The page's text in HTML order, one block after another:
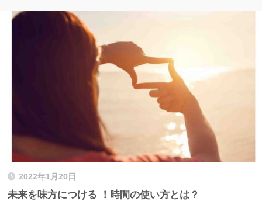
2022年1月20日
未来を味方につける ！時間の使い方とは？